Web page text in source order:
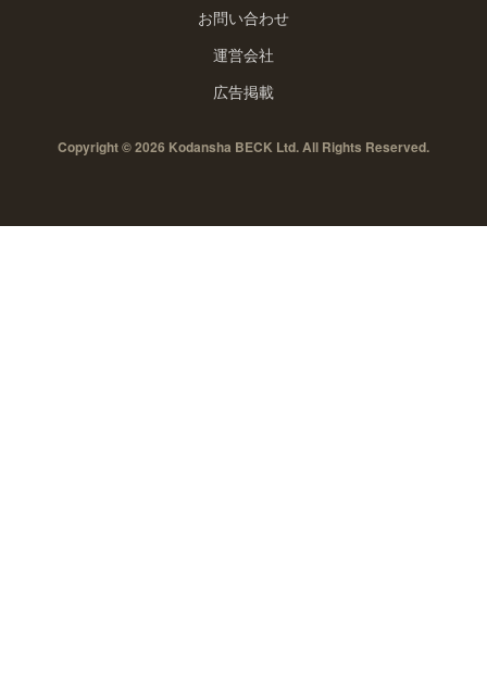
お問い合わせ
運営会社
広告掲載
Copyright © 2026 Kodansha BECK Ltd. All Rights Reserved.